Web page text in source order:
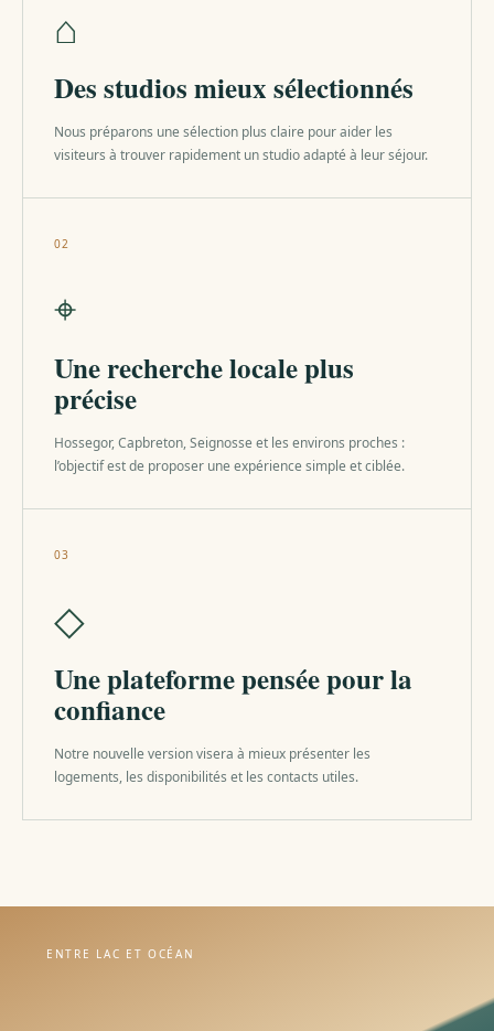
⌂
Des studios mieux sélectionnés
Nous préparons une sélection plus claire pour aider les
visiteurs à trouver rapidement un studio adapté à leur séjour.
02
⌖
Une recherche locale plus
précise
Hossegor, Capbreton, Seignosse et les environs proches :
l’objectif est de proposer une expérience simple et ciblée.
03
◇
Une plateforme pensée pour la
confiance
Notre nouvelle version visera à mieux présenter les
logements, les disponibilités et les contacts utiles.
ENTRE LAC ET OCÉAN